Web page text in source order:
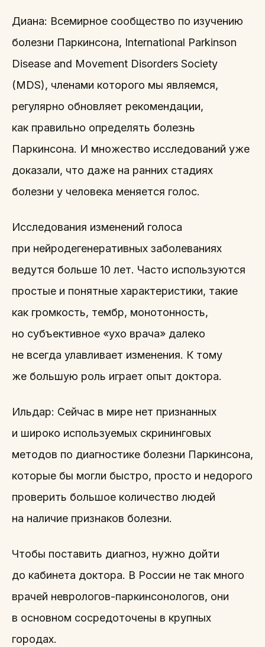
Диана: Всемирное сообщество по изучению
болезни Паркинсона, International Parkinson
Disease and Movement Disorders Society
(MDS), членами которого мы являемся,
регулярно обновляет рекомендации,
как правильно определять болезнь
Паркинсона. И множество исследований уже
доказали, что даже на ранних стадиях
болезни у человека меняется голос.
Исследования изменений голоса
при нейродегенеративных заболеваниях
ведутся больше 10 лет. Часто используются
простые и понятные характеристики, такие
как громкость, тембр, монотонность,
но субъективное «ухо врача» далеко
не всегда улавливает изменения. К тому
же большую роль играет опыт доктора.
Ильдар: Сейчас в мире нет признанных
и широко используемых скрининговых
методов по диагностике болезни Паркинсона,
которые бы могли быстро, просто и недорого
проверить большое количество людей
на наличие признаков болезни.
Чтобы поставить диагноз, нужно дойти
до кабинета доктора. В России не так много
врачей неврологов-паркинсонологов, они
в основном сосредоточены в крупных
городах.